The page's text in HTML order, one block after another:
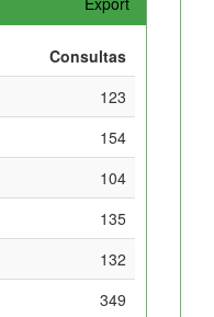
Consultas
123
154
104
135
132
349